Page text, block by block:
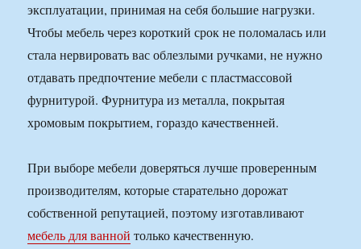
эксплуатации, принимая на себя большие нагрузки.
Чтобы мебель через короткий срок не поломалась или
стала нервировать вас облезлыми ручками, не нужно
отдавать предпочтение мебели с пластмассовой
фурнитурой. Фурнитура из металла, покрытая
хромовым покрытием, гораздо качественней.
При выборе мебели доверяться лучше проверенным
производителям, которые старательно дорожат
собственной репутацией, поэтому изготавливают
мебель для ванной только качественную.